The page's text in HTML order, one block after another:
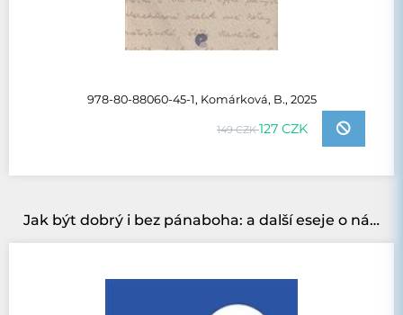
978-80-88060-45-1, Komárková, B., 2025
149 CZK127 CZK
Jak být dobrý i bez pánaboha: a další eseje o náboženství, morálce a vědě ve svobodné společnosti